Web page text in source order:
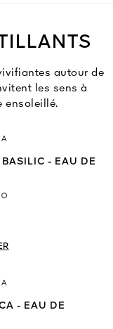
autour de
les sens à
ensoleillé.
- EAU DE
- EAU DE